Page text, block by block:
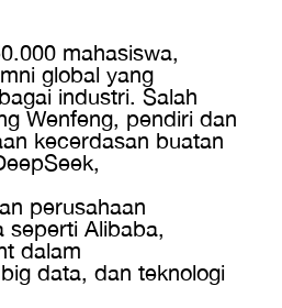
mahasiswa,
global yang
industri. Salah
Wenfeng, pendiri dan
kecerdasan buatan
perusahaan
seperti Alibaba,
dalam
data, dan teknologi